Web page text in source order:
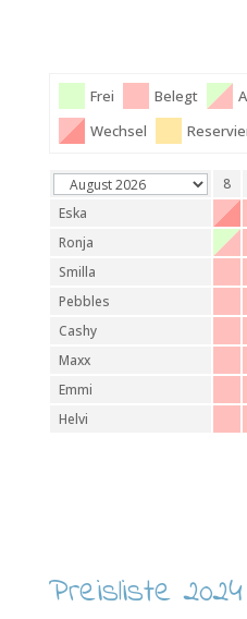
Frei Belegt
Wechsel
3 4 5 7 8
Eska
Ronja
Smilla
Pebbles
Cashy
Maxx
Emmi
Helvi
Preisliste 2024